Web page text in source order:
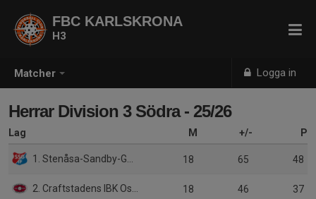
Matcher Logga in
FBC KARLSKRONA
H3
Herrar Division 3 Södra - 25/26
Lag M +/- P
1. Stenåsa-Sandby-Gårdby IF 18 65 48
2. Craftstadens IBK Oskarshamn 18 46 37